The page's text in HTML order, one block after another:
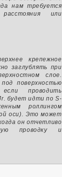
нам требуется
или
крепежное
заглублять при
слое.
поверхностью
проводить
будет идти по S-
роллингом
оси). Это может
он отчетливо
проводку и